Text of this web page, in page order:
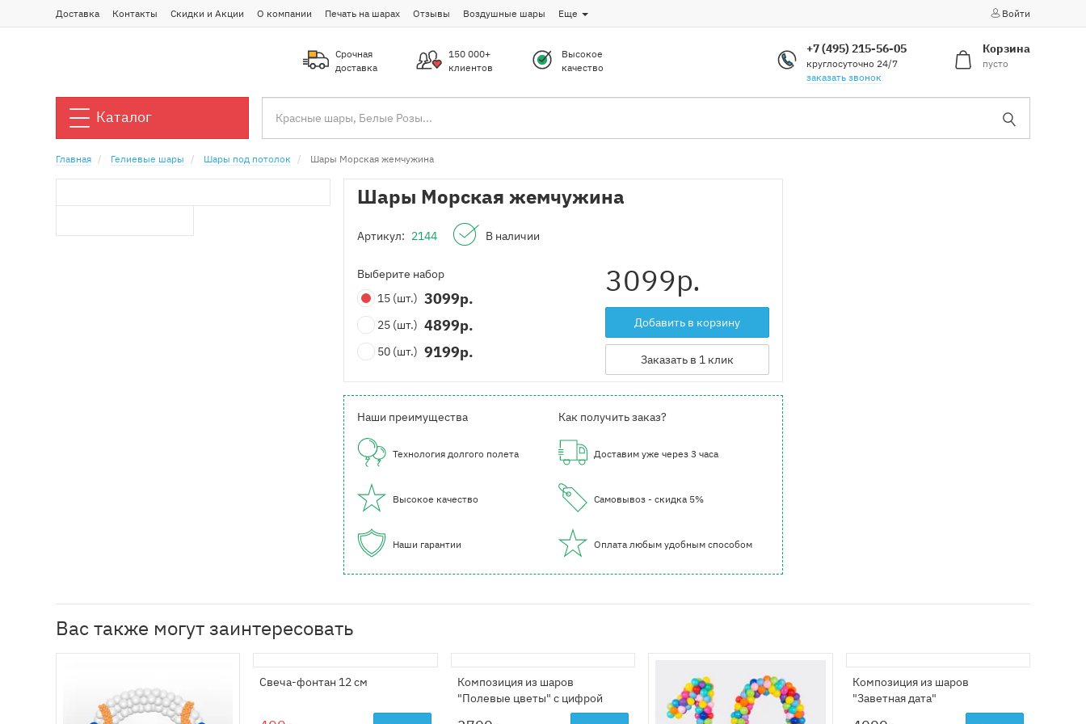
Доставка Контакты Скидки и Акции О компании Печать на шарах Отзывы Воздушные шары Еще Войти
Срочная
доставка
150 000+
клиентов
Высокое
качество
+7 (495) 215-56-05
круглосуточно 24/7
заказать звонок
Корзина
пусто
Каталог
Главная Гелиевые шары Шары под потолок Шары Морская жемчужина
Шары Морская жемчужина
Артикул: 2144 В наличии
Выберите набор
15 (шт.) 3099р.
25 (шт.) 4899р.
50 (шт.) 9199р.
3099р.
Добавить в корзину
Заказать в 1 клик
Наши преимущества
Технология долгого полета
Высокое качество
Наши гарантии
Как получить заказ?
Доставим уже через 3 часа
Самовывоз - скидка 5%
Оплата любым удобным способом
Вас также могут заинтересовать
Свеча-фонтан 12 см
Композиция из шаров
"Полевые цветы" с цифрой
Композиция из шаров
"Заветная дата"